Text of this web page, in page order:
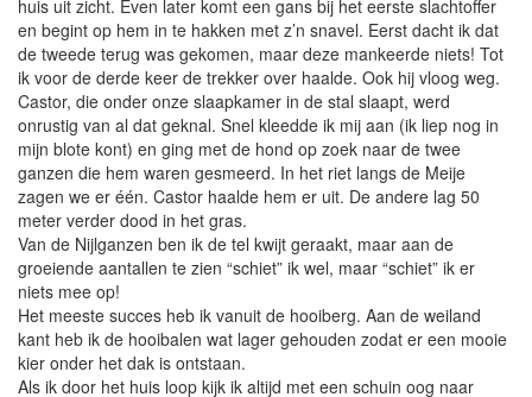
huis uit zicht. Even later komt een gans bij het eerste slachtoffer
en begint op hem in te hakken met z’n snavel. Eerst dacht ik dat
de tweede terug was gekomen, maar deze mankeerde niets! Tot
ik voor de derde keer de trekker over haalde. Ook hij vloog weg.
Castor, die onder onze slaapkamer in de stal slaapt, werd
onrustig van al dat geknal. Snel kleedde ik mij aan (ik liep nog in
mijn blote kont) en ging met de hond op zoek naar de twee
ganzen die hem waren gesmeerd. In het riet langs de Meije
zagen we er één. Castor haalde hem er uit. De andere lag 50
meter verder dood in het gras.
Van de Nijlganzen ben ik de tel kwijt geraakt, maar aan de
groeiende aantallen te zien “schiet” ik wel, maar “schiet” ik er
niets mee op!
Het meeste succes heb ik vanuit de hooiberg. Aan de weiland
kant heb ik de hooibalen wat lager gehouden zodat er een mooie
kier onder het dak is ontstaan.
Als ik door het huis loop kijk ik altijd met een schuin oog naar